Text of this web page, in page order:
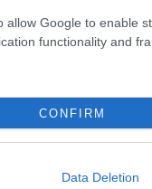
allow Google to enable
functionality and
CONFIRM
Data Deletion